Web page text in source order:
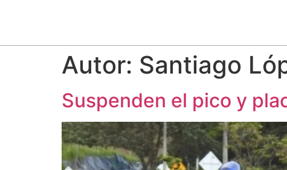
Autor: Santiago
Suspenden el pico y